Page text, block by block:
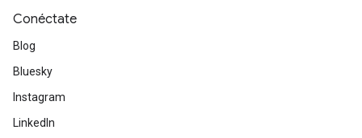
Conéctate
Blog
Bluesky
Instagram
LinkedIn